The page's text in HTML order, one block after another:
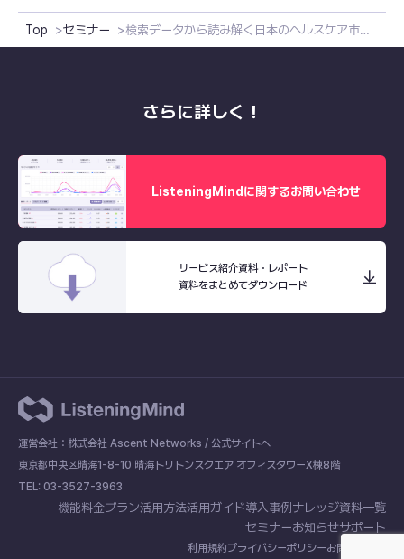
Top セミナー 検索データから読み解く日本のヘルスケア市場最新トレンド：Data Insight Club vol.5
さらに詳しく！
ListeningMindに関するお問い合わせ
サービス紹介資料・レポート
資料をまとめてダウンロード
運営会社：株式会社 Ascent Networks / 公式サイトへ
東京都中央区晴海1-8-10 晴海トリトンスクエア オフィスタワーX棟8階
TEL: 03-3527-3963
機能料金プラン活用方法活用ガイド導入事例 ナレッジ資料一覧
セミナーお知らせサポート
利用規約プライバシーポリシーお問い合わせ